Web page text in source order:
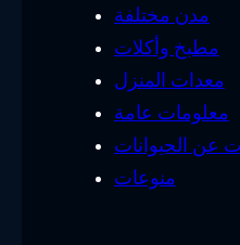
مدن مختلفة
مطبخ وأكلات
معدات المنزل
معلومات عامة
عن الحيوانات
منوعات